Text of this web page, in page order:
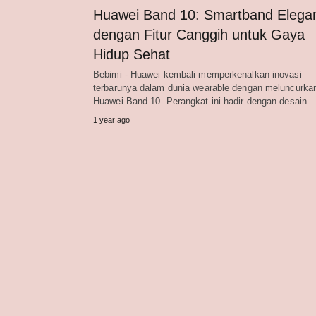
Huawei Band 10: Smartband
dengan Fitur Canggih untuk Gaya
Hidup Sehat
Bebimi - Huawei kembali memperkenalkan inovasi
terbarunya dalam dunia wearable dengan
Huawei Band 10. Perangkat ini hadir dengan desain…
1 year ago